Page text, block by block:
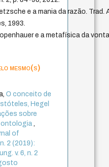
e a mania da razão.
1993.
e a metafísica da
mesmo(s)
O conceito de
Hegel
sobre
ontologia
of
2 (2019):
v. 6, n. 2